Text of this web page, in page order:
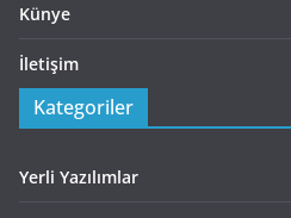
Künye
İletişim
Kategoriler
Yerli Yazılımlar